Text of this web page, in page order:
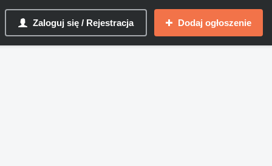
Zaloguj się / Rejestracja Dodaj ogłoszenie